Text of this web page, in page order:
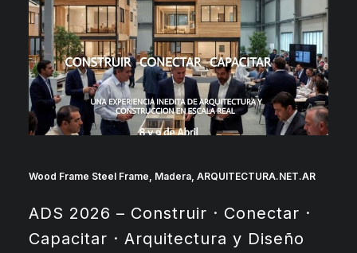
Wood Frame Steel Frame Madera ARQUITECTURA.NET.AR
ADS 2026 – Construir · Conectar ·
Capacitar · Arquitectura y Diseño